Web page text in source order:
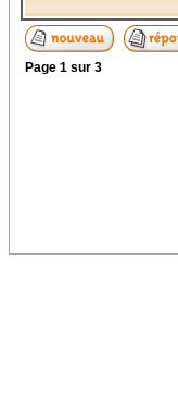
Page 1 sur 3